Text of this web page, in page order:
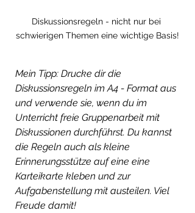
Diskussionsregeln - nicht nur bei
schwierigen Themen eine wichtige Basis!
Mein Tipp: Drucke dir die
Diskussionsregeln im A4 - Format aus
und verwende sie, wenn du im
Unterricht freie Gruppenarbeit mit
Diskussionen durchführst. Du kannst
die Regeln auch als kleine
Erinnerungsstütze auf eine eine
Karteikarte kleben und zur
Aufgabenstellung mit austeilen. Viel
Freude damit!